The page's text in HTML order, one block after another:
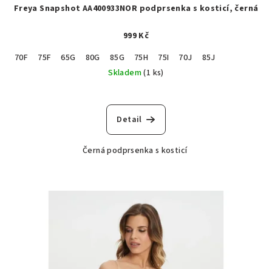
Freya Snapshot AA400933NOR podprsenka s kosticí, černá
999 Kč
70F
75F 65G 80G 85G 75H 75I 70J
85J
Skladem(1 ks)
Detail
Černá podprsenka s kosticí